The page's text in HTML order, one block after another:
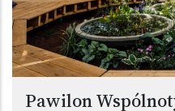
Pawilon